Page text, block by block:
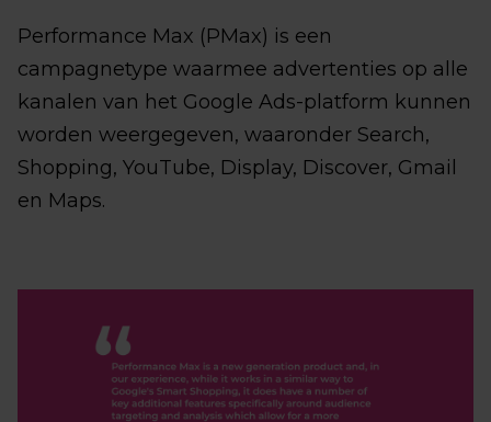
Performance Max (PMax) is een
campagnetype waarmee advertenties op alle
kanalen van het Google Ads-platform kunnen
worden weergegeven, waaronder Search,
Shopping, YouTube, Display, Discover, Gmail
en Maps.